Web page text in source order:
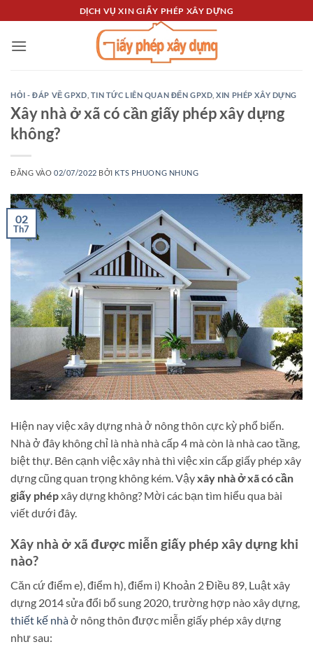
qua
nội
DỊCH VỤ XIN GIẤY PHÉP XÂY DỰNG
HỎI - ĐÁP VỀ GPXD TIN TỨC LIÊN QUAN ĐẾN GPXD ,XIN PHÉP XÂY DỰNG
Xây nhà ở xã có cần giấy phép xây dựng
không?
ĐĂNG VÀO02/07/2022 BỞI KTS PHUONG NHUNG
02
Th7
Hiện nay việc xây dựng nhà ở nông thôn cực kỳ phổ biến.
Nhà ở đây không chỉ là nhà nhà cấp 4 mà còn là nhà cao tầng,
biệt thự. Bên cạnh việc xây nhà thì việc xin cấp giấy phép xây
dựng cũng quan trọng không kém. Vậyxây nhà ở xã có cần
giấy phépxây dựng không? Mời các bạn tìm hiểu qua bài
viết dưới đây.
Xây nhà ở xã được miễn giấy phép xây dựng khi
nào?
Căn cứ điểm e), điểm h), điểm i) Khoản 2 Điều 89, Luật xây
dựng 2014 sửa đổi bổ sung 2020, trường hợp nào xây dựng,
thiết kế nhàở nông thôn được miễn giấy phép xây dựng
như sau: